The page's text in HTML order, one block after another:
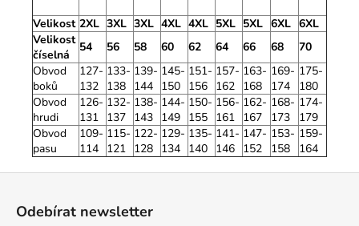
Velikost 2XL 3XL 3XL 4XL 4XL 5XL 5XL 6XL 6XL
Velikost
číselná
54 56 58 60 62 64 66 68
70
Obvod
boků
127-
132
133-
138
139-
144
145-
150
151-
156
157-
162
163-
168
169-
174
175-
180
Obvod
hrudi
126-
131
132-
137
138-
143
144-
149
150-
155
156-
161
162-
167
168-
173
174-
179
Obvod
pasu
109-
114
115-
121
122-
128
129-
134
135-
140
141-
146
147-
152
153-
158
159-
164
Odebírat newsletter